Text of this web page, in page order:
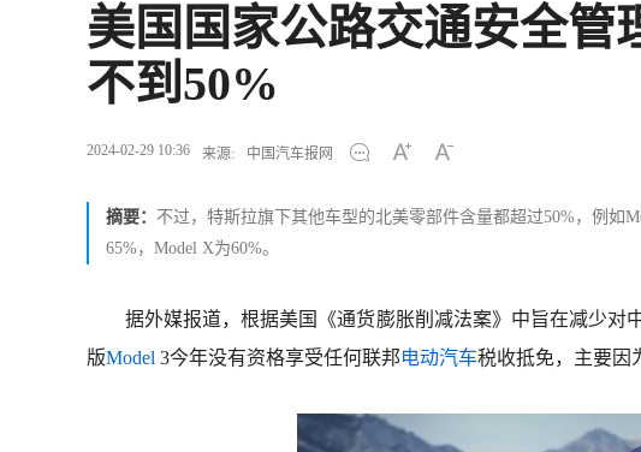
美国国家公路交通安全管
不到50%
2024-02-29 10:36 来源: 中国汽车报网
摘要： 不过，特斯拉旗下其他车型的北美零部件含量都超过50%，例如
65%，Model X为60%。
据外媒报道，根据美国《通货膨胀削减法案》中旨在减少对
版Model 3今年没有资格享受任何联邦电动汽车税收抵免，主要因